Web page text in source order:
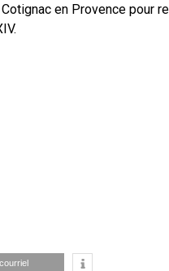
en Provence pour
courriel